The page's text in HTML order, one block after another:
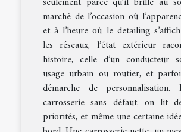
marché de l’occasion où
et à l’heure où le detailing
les réseaux, l’état extérieur
histoire, celle d’un conducteur
usage urbain ou routier, et
démarche de personnalisation.
carrosserie sans défaut, on lit
priorités, et même une certaine